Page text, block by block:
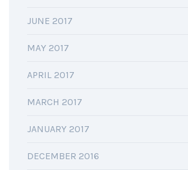
JUNE 2017
MAY 2017
APRIL 2017
MARCH 2017
JANUARY 2017
DECEMBER 2016